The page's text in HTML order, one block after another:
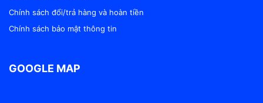
Chính sách đổi/trả hàng và hoàn tiền
Chính sách bảo mật thông tin
GOOGLE MAP